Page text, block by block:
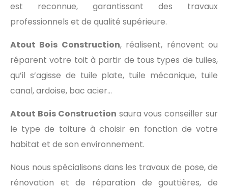
est reconnue, garantissant des travaux
professionnels et de qualité supérieure.
Atout Bois Construction, réalisent, rénovent ou
réparent votre toit à partir de tous types de tuiles,
qu’il s’agisse de tuile plate, tuile mécanique, tuile
canal, ardoise, bac acier…
Atout Bois Construction saura vous conseiller sur
le type de toiture à choisir en fonction de votre
habitat et de son environnement.
Nous nous spécialisons dans les travaux de pose, de
rénovation et de réparation de gouttières, de